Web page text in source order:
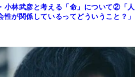
小林武彦と考える「命」について②「人
性が関係しているってどういうこと？」